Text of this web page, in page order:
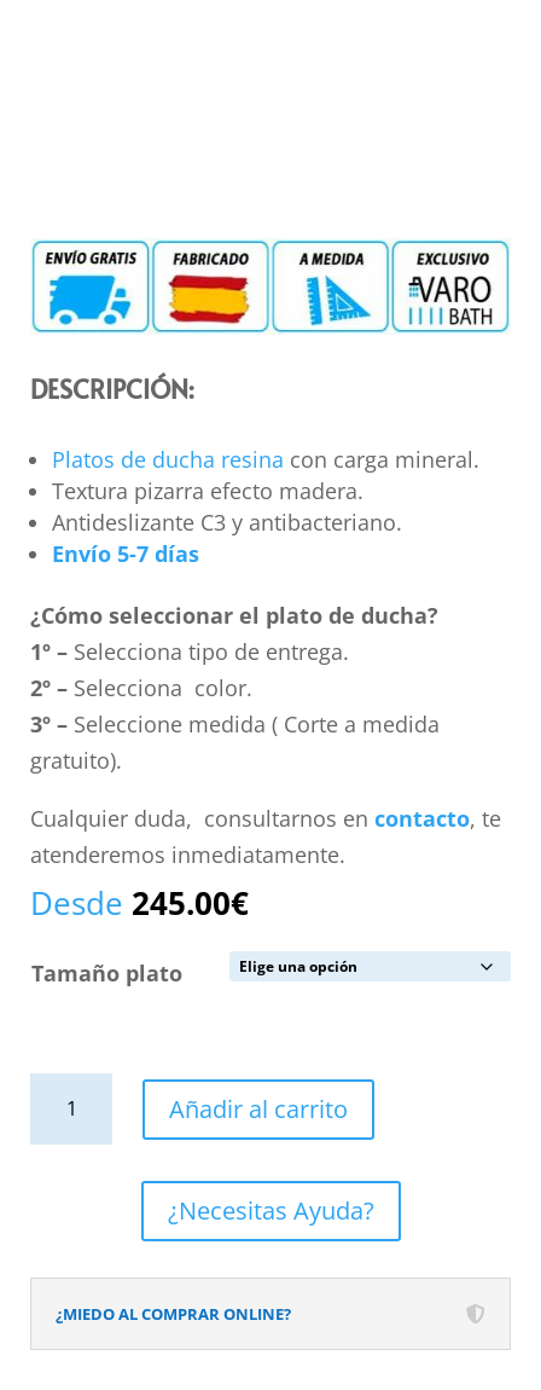
DESCRIPCIÓN:
Platos de ducha resina con carga mineral.
Textura pizarra efecto madera.
Antideslizante C3 y antibacteriano.
Envío 5-7 días
¿Cómo seleccionar el plato de ducha?
1º –Selecciona tipo de entrega.
2º –Selecciona color.
3º –Seleccione medida ( Corte a medida
gratuito).
Cualquier duda, consultarnos en contacto, te
atenderemos inmediatamente.
Desde 245.00€
Tamaño plato
pizarra
acabado
efecto
Añadir al carrito
¿Necesitas Ayuda?
¿MIEDO AL COMPRAR ONLINE?